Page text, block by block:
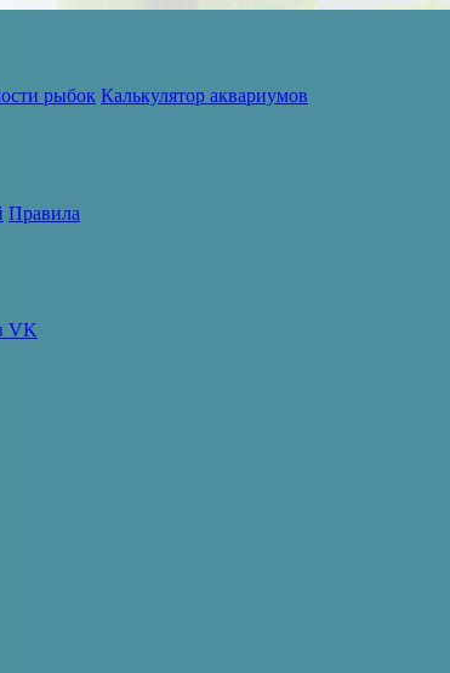
рыбок Калькулятор аквариумов
Правила
VK